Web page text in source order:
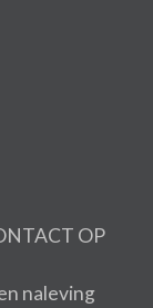
OP
naleving